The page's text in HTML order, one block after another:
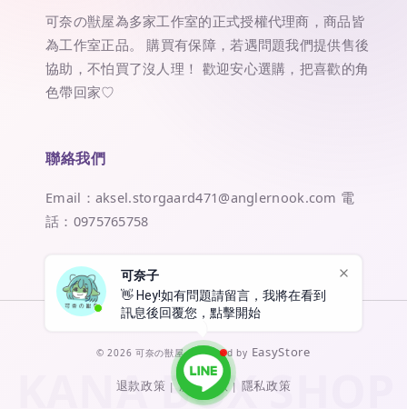
👋 Hey!如有問題請留言，我將在看到
訊息後回覆您，點擊開始聊天將會轉
跳至
可奈の獣屋為多家工作室的正式授權代理商，商品皆
為工作室正品。 購買有保障，若遇問題我們提供售後
協助，不怕買了沒人理！ 歡迎安心選購，把喜歡的角
色帶回家♡
聯絡我們
Email：aksel.storgaard471@anglernook.com 電
話：0975765758
© 2026 可奈の獣屋. Powered by EasyStore
退款政策 |服務條款| 隱私政策